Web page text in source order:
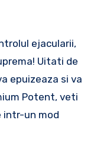
ejacularii,
Uitati de
epuizeaza si va
Potent, veti
intr-un mod